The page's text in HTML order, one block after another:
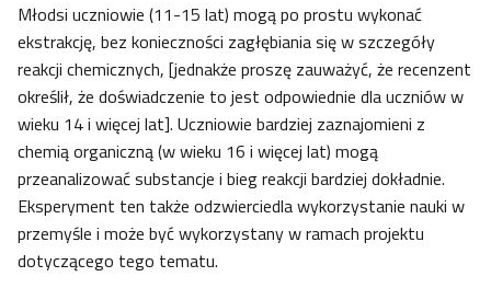
Młodsi uczniowie (11-15 lat) mogą po prostu wykonać
ekstrakcję, bez konieczności zagłębiania się w szczegóły
reakcji chemicznych, [jednakże proszę zauważyć, że recenzent
określił, że doświadczenie to jest odpowiednie dla uczniów w
wieku 14 i więcej lat]. Uczniowie bardziej zaznajomieni z
chemią organiczną (w wieku 16 i więcej lat) mogą
przeanalizować substancje i bieg reakcji bardziej dokładnie.
Eksperyment ten także odzwierciedla wykorzystanie nauki w
przemyśle i może być wykorzystany w ramach projektu
dotyczącego tego tematu.